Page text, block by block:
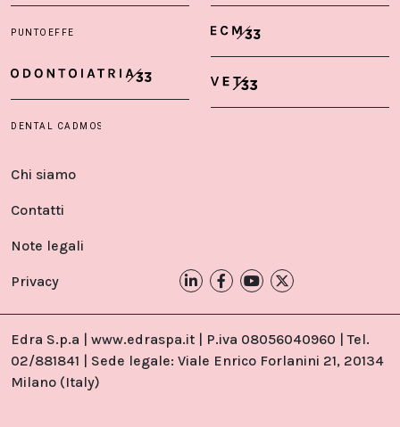
Chi siamo
Contatti
Note legali
Privacy
Edra S.p.a | www.edraspa.it | P.iva 08056040960 | Tel.
02/881841 | Sede legale: Viale Enrico Forlanini 21, 20134
Milano (Italy)